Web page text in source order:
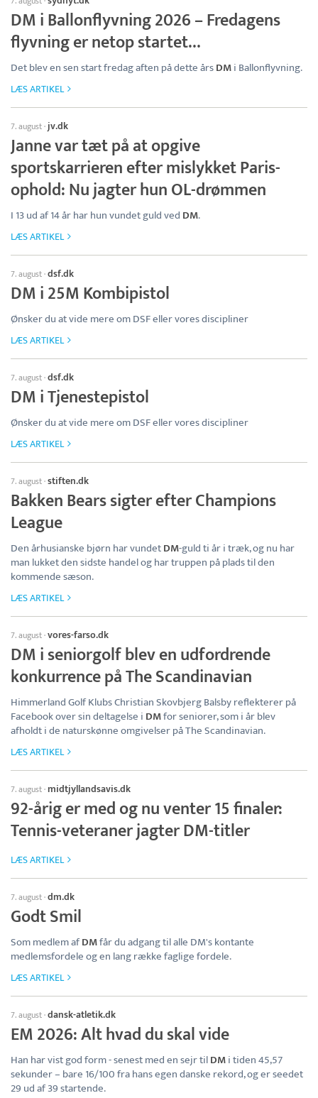
DM i Ballonflyvning 2026 – Fredagens
flyvning er netop startet…
Det blev en sen start fredag aften på dette årsDMi Ballonflyvning.
LÆS ARTIKEL
7. august·jv.dk
Janne var tæt på at opgive
sportskarrieren efter mislykket Paris-
ophold: Nu jagter hun OL-drømmen
I 13 ud af 14 år har hun vundet guld ved DM.
LÆS ARTIKEL
7. august·dsf.dk
DM i 25M Kombipistol
Ønsker du at vide mere om DSF eller vores discipliner
LÆS ARTIKEL
7. august·dsf.dk
DM i Tjenestepistol
Ønsker du at vide mere om DSF eller vores discipliner
LÆS ARTIKEL
7. august·stiften.dk
Bakken Bears sigter efter Champions
League
Den århusianske bjørn har vundetDM-guld ti år i træk, og nu har
man lukket den sidste handel og har truppen på plads til den
kommende sæson.
LÆS ARTIKEL
7. august·vores-farso.dk
DM i seniorgolf blev en udfordrende
konkurrence på The Scandinavian
Himmerland Golf Klubs Christian Skovbjerg Balsby reflekterer på
Facebook over sin deltagelse i DMfor seniorer, som i år blev
afholdt i de naturskønne omgivelser på The Scandinavian.
LÆS ARTIKEL
7. august· midtjyllandsavis.dk
92-årig er med og nu venter 15 finaler:
Tennis-veteraner jagter DM-titler
LÆS ARTIKEL
7. august·dm.dk
Godt Smil
Som medlem afDMfår du adgang til alle DM's kontante
medlemsfordele og en lang række faglige fordele.
LÆS ARTIKEL
7. august·dansk-atletik.dk
EM 2026: Alt hvad du skal vide
Han har vist god form - senest med en sejr tilDMi tiden 45,57
sekunder – bare 16/100 fra hans egen danske rekord, og er seedet
29 ud af 39 startende.